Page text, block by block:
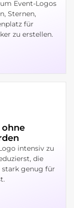
Event-Logos
Sternen,
für
zu erstellen.
ohne
intensiv zu
die
stark genug für